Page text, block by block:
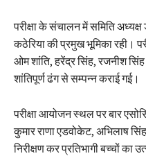
परीक्षा के संचालन में समिति
कठेरिया की प्रमुख भूमिका रही।
ओम शांति, हरेंद्र सिंह, रजनीश सिंह
शांतिपूर्ण ढंग से सम्पन्न कराई गई।
परीक्षा आयोजन स्थल पर बार
कुमार राणा एडवोकेट, अभिलाष
निरीक्षण कर प्रतिभागी बच्चों का